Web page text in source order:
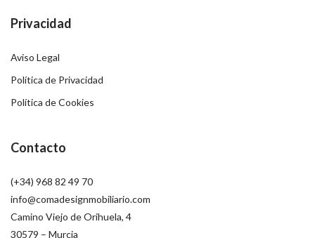
Privacidad
Aviso Legal
Política de Privacidad
Política de Cookies
Contacto
(+34) 968 82 49 70
info@comadesignmobiliario.com
Camino Viejo de Orihuela, 4
30579 – Murcia